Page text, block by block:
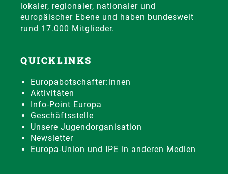
lokaler, regionaler, nationaler und
europäischer Ebene und haben bundesweit
rund 17.000 Mitglieder.
QUICKLINKS
Europabotschafter:innen
Aktivitäten
Info-Point Europa
Geschäftsstelle
Unsere Jugendorganisation
Newsletter
Europa-Union und IPE in anderen Medien